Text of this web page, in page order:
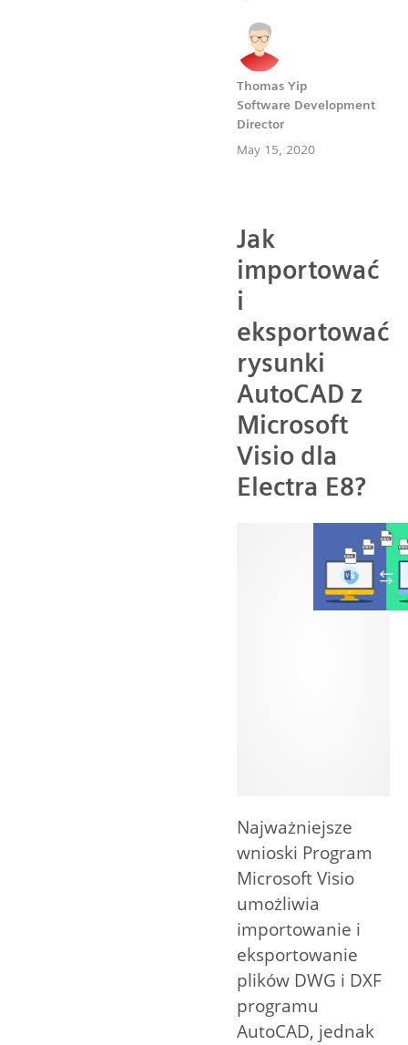
Thomas Yip
Software Development
Director
May 15, 2020
Jak
importować
i
eksportować
rysunki
AutoCAD z
Microsoft
Visio dla
Electra E8?
Najważniejsze
wnioski Program
Microsoft Visio
umożliwia
importowanie i
eksportowanie
plików DWG i DXF
programu
AutoCAD, jednak